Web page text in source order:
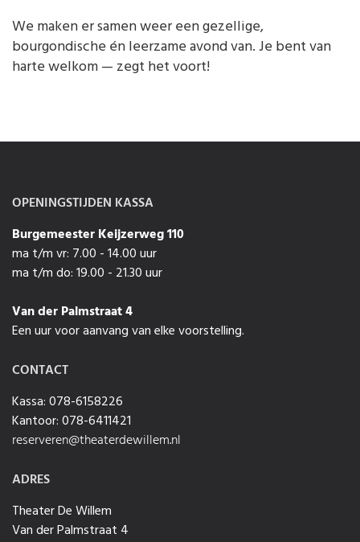
We maken er samen weer een gezellige,
bourgondische én leerzame avond van. Je bent van
harte welkom — zegt het voort!
OPENINGSTIJDEN KASSA
Burgemeester Keijzerweg 110
ma t/m vr: 7.00 - 14.00 uur
ma t/m do: 19.00 - 21.30 uur
Van der Palmstraat 4
Een uur voor aanvang van elke voorstelling.
CONTACT
Kassa: 078-6158226
Kantoor: 078-6411421
reserveren@theaterdewillem.nl
ADRES
Theater De Willem
Van der Palmstraat 4